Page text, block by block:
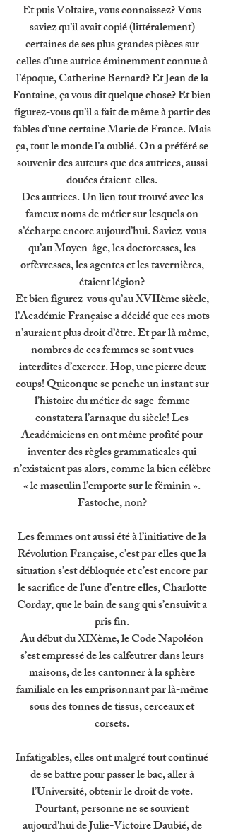
Et puis Voltaire, vous connaissez? Vous
saviez qu’il avait copié (littéralement)
certaines de ses plus grandes pièces sur
celles d’une autrice éminemment connue à
l’époque, Catherine Bernard? Et Jean de la
Fontaine, ça vous dit quelque chose? Et bien
figurez-vous qu’il a fait de même à partir des
fables d’une certaine Marie de France. Mais
ça, tout le monde l’a oublié. On a préféré se
souvenir des auteurs que des autrices, aussi
douées étaient-elles.
Des autrices. Un lien tout trouvé avec les
fameux noms de métier sur lesquels on
s’écharpe encore aujourd’hui. Saviez-vous
qu’au Moyen-âge, les doctoresses, les
orfèvresses, les agentes et les tavernières,
étaient légion?
Et bien figurez-vous qu’au XVIIème siècle,
l’Académie Française a décidé que ces mots
n’auraient plus droit d’être. Et par là même,
nombres de ces femmes se sont vues
interdites d’exercer. Hop, une pierre deux
coups! Quiconque se penche un instant sur
l’histoire du métier de sage-femme
constatera l’arnaque du siècle! Les
Académiciens en ont même profité pour
inventer des règles grammaticales qui
n’existaient pas alors, comme la bien célèbre
« le masculin l’emporte sur le féminin ».
Fastoche, non?
Les femmes ont aussi été à l’initiative de la
Révolution Française, c’est par elles que la
situation s’est débloquée et c’est encore par
le sacrifice de l’une d’entre elles, Charlotte
Corday, que le bain de sang qui s’ensuivit a
pris fin.
Au début du XIXème, le Code Napoléon
s’est empressé de les calfeutrer dans leurs
maisons, de les cantonner à la sphère
familiale en les emprisonnant par là-même
sous des tonnes de tissus, cerceaux et
corsets.
Infatigables, elles ont malgré tout continué
de se battre pour passer le bac, aller à
l’Université, obtenir le droit de vote.
Pourtant, personne ne se souvient
aujourd'hui de Julie-Victoire Daubié, de